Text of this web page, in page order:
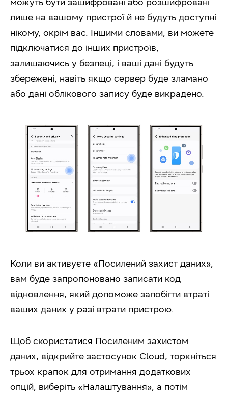
лише на вашому пристрої й не будуть доступні
нікому, окрім вас. Іншими словами, ви можете
підключатися до інших пристроїв,
залишаючись у безпеці, і ваші дані будуть
збережені, навіть якщо сервер буде зламано
або дані облікового запису буде викрадено.
Коли ви активуєте «Посилений захист даних»,
вам буде запропоновано записати код
відновлення, який допоможе запобігти втраті
ваших даних у разі втрати пристрою.
Щоб скористатися Посиленим захистом
даних, відкрийте застосунок Cloud, торкніться
трьох крапок для отримання додаткових
опцій, виберіть «Налаштування», а потім